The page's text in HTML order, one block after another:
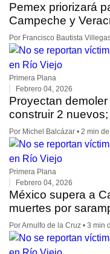
Pemex priorizará
Campeche y
Por Francisco Bautista
Primera Plana
Febrero 04, 2026
Proyectan
construir 2
Por Michel Balcázar • 2 min
Primera Plana
Febrero 04, 2026
México supera a
muertes por
Por Arnulfo de la Cruz • 3 min